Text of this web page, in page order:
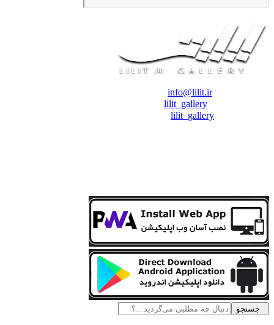
info@lilit.ir
lilit_gallery
lilit_gallery
جستجو